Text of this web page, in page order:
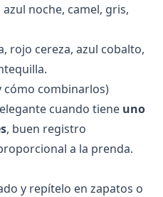
noche, camel, gris,
rojo cereza, azul cobalto,
cómo combinarlos)
cuando tiene uno
, buen registro
a la prenda.
y repítelo en zapatos o